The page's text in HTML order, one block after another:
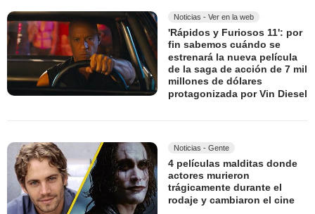
Noticias - Ver en la web
'Rápidos y Furiosos 11': por
fin sabemos cuándo se
estrenará la nueva película
de la saga de acción de 7 mil
millones de dólares
protagonizada por Vin Diesel
Noticias - Gente
4 películas malditas donde
actores murieron
trágicamente durante el
rodaje y cambiaron el cine